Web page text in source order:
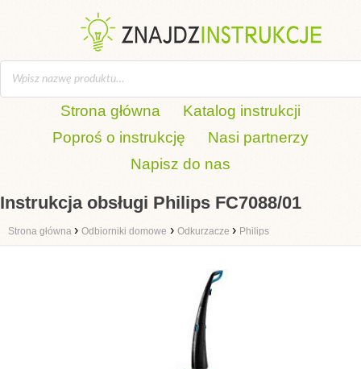
Strona główna
Katalog instrukcji
Poproś o instrukcję
Nasi partnerzy
Napisz do nas
Instrukcja obsługi Philips FC7088/01
Strona główna › Odbiorniki domowe › Odkurzacze › Philips